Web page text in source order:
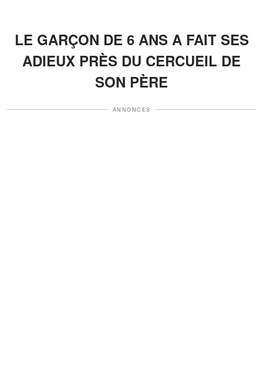
LE GARÇON DE 6 ANS A FAIT SES
ADIEUX PRÈS DU CERCUEIL DE
SON PÈRE
ANNONCES